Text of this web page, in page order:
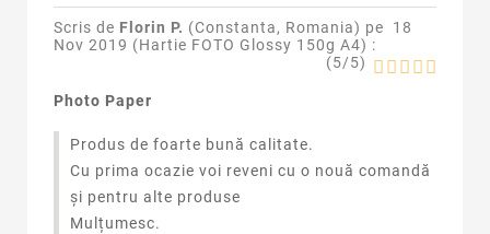
Scris de Florin P. (Constanta, Romania) pe 18
Nov 2019 (Hartie FOTO Glossy 150g A4) :
(5/5)
Photo Paper
Produs de foarte bună calitate.
Cu prima ocazie voi reveni cu o nouă comandă
și pentru alte produse
Mulțumesc.